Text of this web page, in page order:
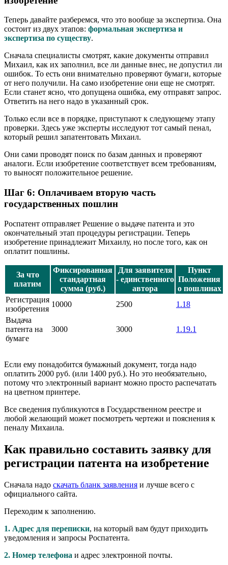
Теперь давайте разберемся, что это вообще за экспертиза. Она
состоит из двух этапов: формальная экспертиза и
экспертиза по существу.
Сначала специалисты смотрят, какие документы отправил
Михаил, как их заполнил, все ли данные внес, не допустил ли
ошибок. То есть они внимательно проверяют бумаги, которые
от него получили. На само изобретение они еще не смотрят.
Если станет ясно, что допущена ошибка, ему отправят запрос.
Ответить на него надо в указанный срок.
Только если все в порядке, приступают к следующему этапу
проверки. Здесь уже эксперты исследуют тот самый пенал,
который решил запатентовать Михаил.
Они сами проводят поиск по базам данных и проверяют
аналоги. Если изобретение соответствует всем требованиям,
то выносят положительное решение.
Шаг 6: Оплачиваем вторую часть
государственных пошлин
Роспатент отправляет Решение о выдаче патента и это
окончательный этап процедуры регистрации. Теперь
изобретение принадлежит Михаилу, но после того, как он
оплатит пошлины.
За что
платим
Фиксированная
стандартная
сумма (руб.)
Для заявителя
- единственного
автора
Пункт
Положения
о пошлинах
Регистрация
изобретения
10000 2500
1.18
Выдача
патента на
бумаге
3000 3000 1.19.1
Если ему понадобится бумажный документ, тогда надо
оплатить 2000 руб. (или 1400 руб.). Но это необязательно,
потому что электронный вариант можно просто распечатать
на цветном принтере.
Все сведения публикуются в Государственном реестре и
любой желающий может посмотреть чертежи и пояснения к
пеналу Михаила.
Как правильно составить заявку для
регистрации патента на изобретение
Сначала надо скачать бланк заявления и лучше всего с
официального сайта.
Переходим к заполнению.
1. Адрес для переписки, на который вам будут приходить
уведомления и запросы Роспатента.
2. Номер телефона и адрес электронной почты.